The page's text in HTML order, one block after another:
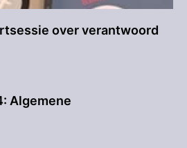
over verantwoord
Algemene